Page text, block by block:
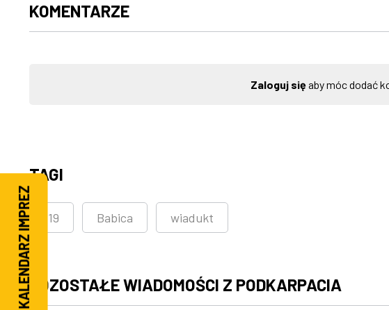
KOMENTARZE
Zaloguj sięaby móc dodać
TAGI
S19 Babica wiadukt
POZOSTAŁE WIADOMOŚCI Z PODKARPACIA
KALENDARZ IMPREZ